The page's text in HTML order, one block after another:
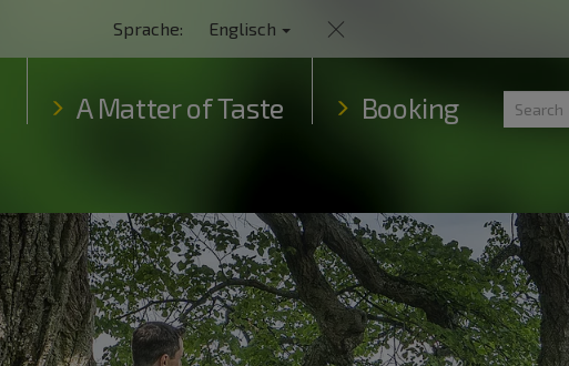
Sprache: Englisch
A Matter of Taste Booking